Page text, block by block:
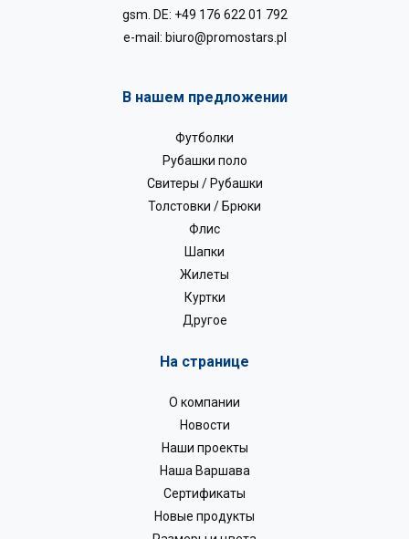
gsm. DE: +49 176 622 01 792
e-mail: biuro@promostars.pl
В нашем предложении
Футболки
Рубашки поло
Свитеры / Рубашки
Толстовки / Брюки
Флис
Шапки
Жилеты
Куртки
Другое
На странице
О компании
Новости
Наши проекты
Наша Варшава
Сертификаты
Новые продукты